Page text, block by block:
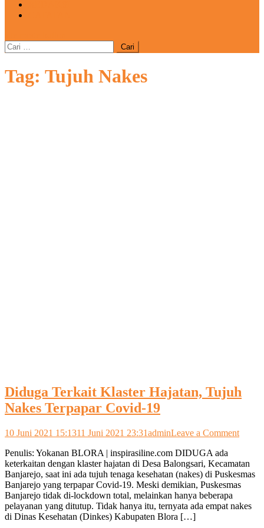
Cari
untuk:
Tag: Tujuh Nakes
Diduga Terkait Klaster Hajatan, Tujuh
Nakes Terpapar Covid-19
10 Juni 2021 15:1311 Juni 2021 23:31adminLeave a Commenton
Tujuh
Penulis: Yokanan BLORA | inspirasiline.com DIDUGA ada
keterkaitan dengan klaster hajatan di Desa Balongsari, Kecamatan
Banjarejo, saat ini ada tujuh tenaga kesehatan (nakes) di Puskesmas
Banjarejo yang terpapar Covid-19. Meski demikian, Puskesmas
Banjarejo tidak di-lockdown total, melainkan hanya beberapa
pelayanan yang ditutup. Tidak hanya itu, ternyata ada empat nakes
di Dinas Kesehatan (Dinkes) Kabupaten Blora […]